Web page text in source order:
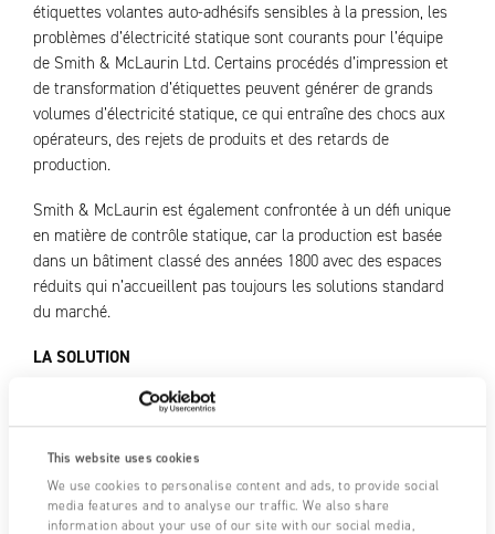
This website uses cookies
We use cookies to personalise content and ads, to provide social
media features and to analyse our traffic. We also share
information about your use of our site with our social media,
étiquettes volantes auto-adhésifs sensibles à la pression, les
problèmes d’électricité statique sont courants pour l’équipe
de Smith & McLaurin Ltd. Certains procédés d’impression et
de transformation d’étiquettes peuvent générer de grands
volumes d’électricité statique, ce qui entraîne des chocs aux
opérateurs, des rejets de produits et des retards de
production.
Smith & McLaurin est également confrontée à un défi unique
en matière de contrôle statique, car la production est basée
dans un bâtiment classé des années 1800 avec des espaces
réduits qui n’accueillent pas toujours les solutions standard
du marché.
LA SOLUTION
L’équipe Fraser se spécialise dans la collaboration avec les
clients, quelle que soit la problématique ou la spécificité du
procédé, pour fournir une solution de contrôle statique qui
satisfait à la fois les besoins et le budget. L’équipe s’est
rendue sur le site de Smith & McLaurin pour comprendre